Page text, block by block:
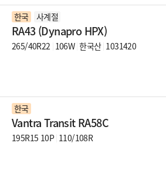
한국 사계절
RA43 (Dynapro HPX)
265/40R22 106W 한국산 1031420
한국
Vantra Transit RA58C
195R15 10P 110/108R